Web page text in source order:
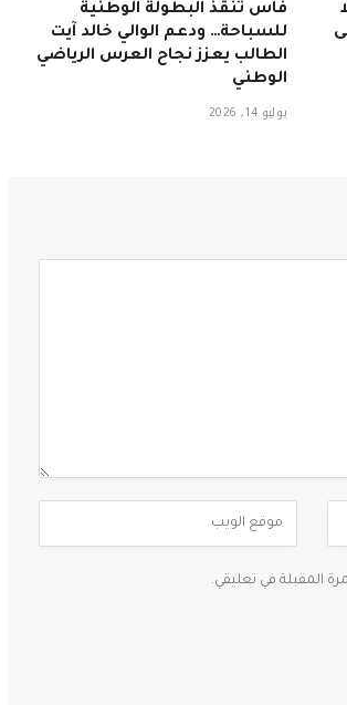
2026 على
فاس تنقذ البطولة الوطنية
للسباحة… ودعم الوالي خالد آيت
الطالب يعزز نجاح العرس الرياضي
الوطني
يوليو 14, 2026
المقبلة في تعليقي.